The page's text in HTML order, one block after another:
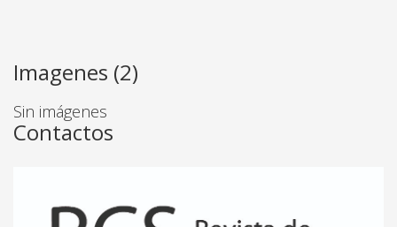
Imagenes (2)
Sin imágenes
Contactos